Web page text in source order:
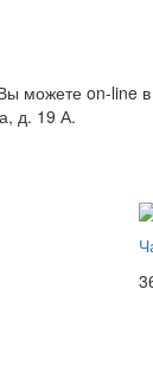
on-line
д. 19 А.